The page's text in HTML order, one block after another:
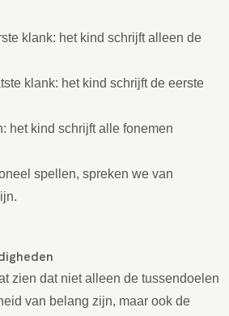
klank: het kind schrijft alleen de
klank: het kind schrijft de eerste
het kind schrijft alle fonemen
spellen, spreken we van
zien dat niet alleen de tussendoelen
van belang zijn, maar ook de